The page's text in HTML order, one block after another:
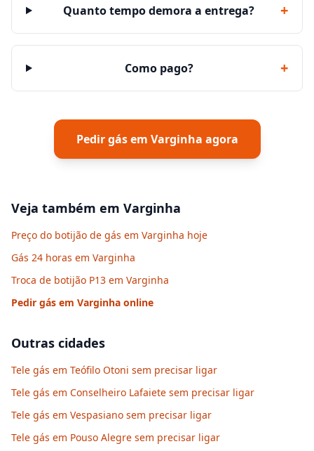
Quanto tempo demora a entrega? +
Como pago? +
Pedir gás em Varginha agora
Veja também em Varginha
Preço do botijão de gás em Varginha hoje
Gás 24 horas em Varginha
Troca de botijão P13 em Varginha
Pedir gás em Varginha online
Outras cidades
Tele gás em Teófilo Otoni sem precisar ligar
Tele gás em Conselheiro Lafaiete sem precisar ligar
Tele gás em Vespasiano sem precisar ligar
Tele gás em Pouso Alegre sem precisar ligar